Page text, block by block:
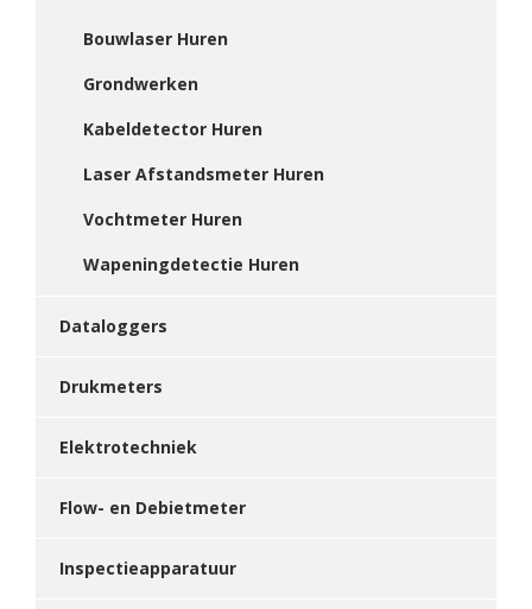
Bouwlaser Huren
Grondwerken
Kabeldetector Huren
Laser Afstandsmeter Huren
Vochtmeter Huren
Wapeningdetectie Huren
Dataloggers
Drukmeters
Elektrotechniek
Flow- en Debietmeter
Inspectieapparatuur